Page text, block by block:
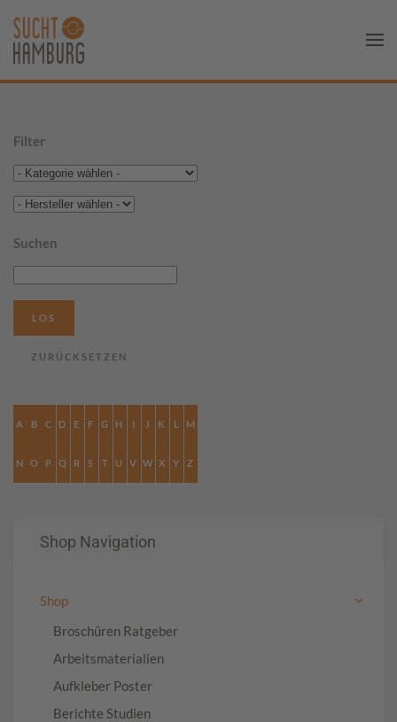
Filter
Suchen
A B C D E F G H I J K L M
N O P Q R S T U V W X Y Z
Shop Navigation
Shop
Broschüren Ratgeber
Arbeitsmaterialien
Aufkleber Poster
Berichte Studien